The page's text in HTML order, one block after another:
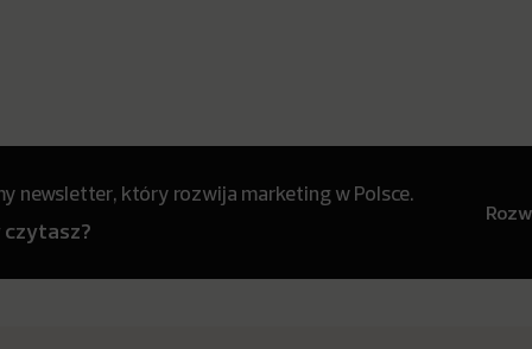
newsletter, który rozwija marketing w Polsce.
czytasz?